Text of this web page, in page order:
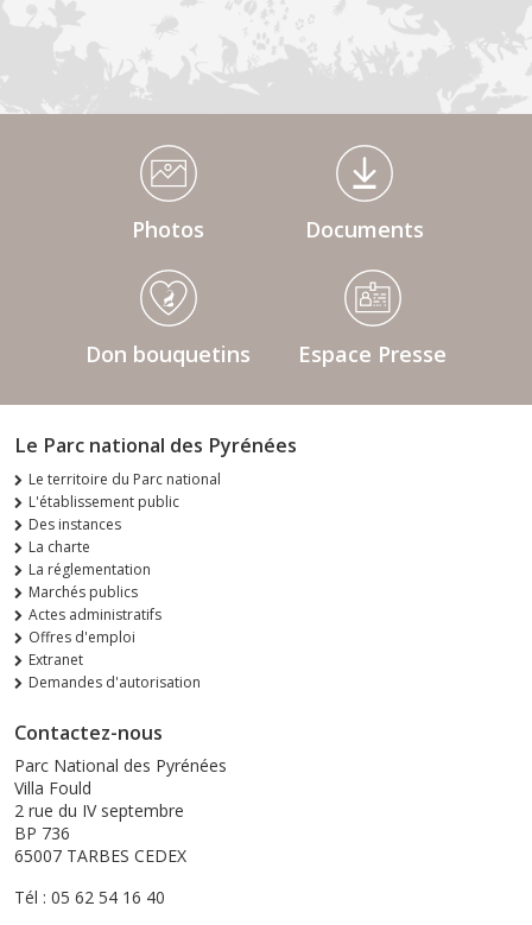
Médiathèque Footer
Photos Documents
Don bouquetins Espace Presse
Le Parc national des Pyrénées
Le territoire du Parc national
L'établissement public
Des instances
La charte
La réglementation
Marchés publics
Actes administratifs
Offres d'emploi
Extranet
Demandes d'autorisation
Contactez-nous
Parc National des Pyrénées
Villa Fould
2 rue du IV septembre
BP 736
65007 TARBES CEDEX
Tél : 05 62 54 16 40